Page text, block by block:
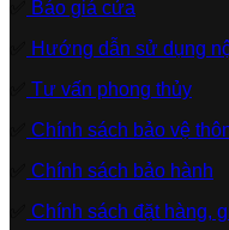
Báo giá cửa
Hướng dẫn sử dụng
Tư vấn phong thủy
Chính sách bảo vệ
Chính sách bảo hành
Chính sách đặt hàng,